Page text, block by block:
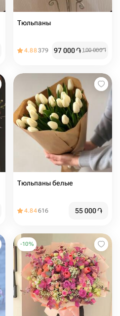
Тюльпаны
4.88379 97 000֏ 100 000֏
Тюльпаны белые
4.84616 55 000֏
-10%